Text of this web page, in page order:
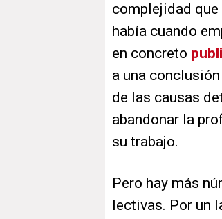
complejidad
había cuando
en concreto
a una
de las causas
abandonar la
su trabajo.
Pero hay más
lectivas. Por un